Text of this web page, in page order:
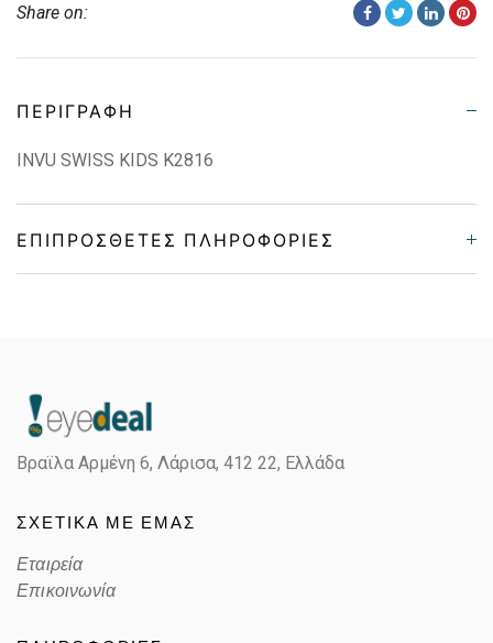
Share on:
ΠΕΡΙΓΡΑΦΉ
INVU SWISS KIDS K2816
ΕΠΙΠΡΌΣΘΕΤΕΣ ΠΛΗΡΟΦΟΡΊΕΣ
Color
Lens Color POLARIZED GRAY
Color code
Βραϊλα Αρμένη 6, Λάρισα, 412 22, Ελλάδα
ΣΧΕΤΙΚΑ ΜΕ ΕΜΑΣ
Εταιρεία
Επικοινωνία